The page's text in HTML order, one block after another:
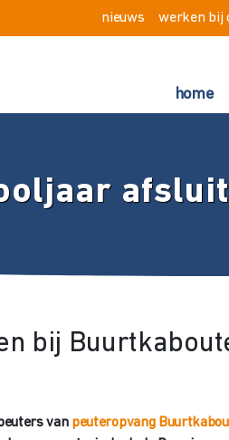
nieuws werken bij
home
bij
van peuteropvang